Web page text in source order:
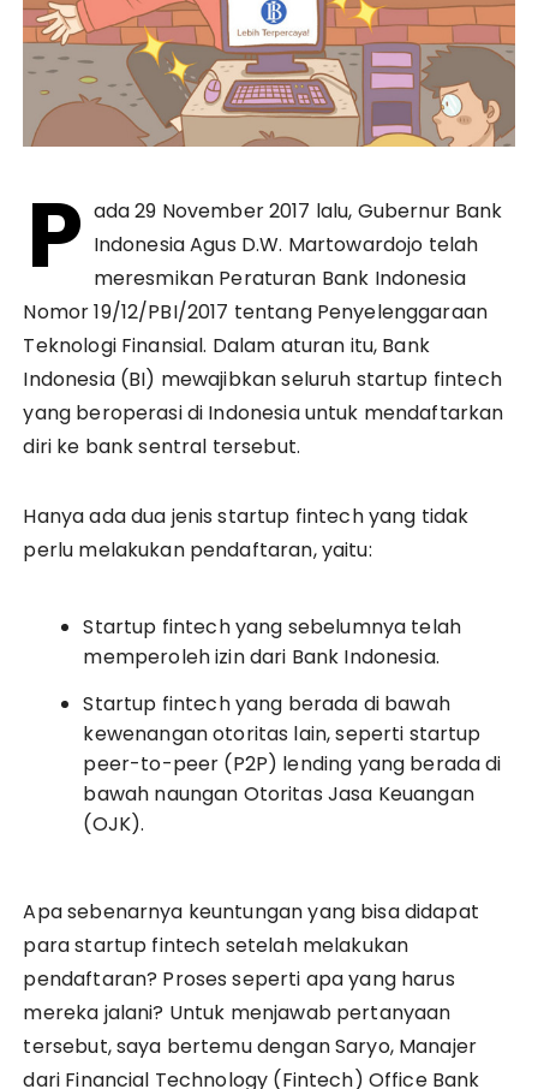
P ada 29 November 2017 lalu, Gubernur Bank
Indonesia Agus D.W. Martowardojo telah
meresmikan Peraturan Bank Indonesia
Nomor 19/12/PBI/2017 tentang Penyelenggaraan
Teknologi Finansial. Dalam aturan itu, Bank
Indonesia (BI) mewajibkan seluruh startup fintech
yang beroperasi di Indonesia untuk mendaftarkan
diri ke bank sentral tersebut.
Hanya ada dua jenis startup fintech yang tidak
perlu melakukan pendaftaran, yaitu:
Startup fintech yang sebelumnya telah
memperoleh izin dari Bank Indonesia.
Startup fintech yang berada di bawah
kewenangan otoritas lain, seperti startup
peer-to-peer (P2P) lending yang berada di
bawah naungan Otoritas Jasa Keuangan
(OJK).
Apa sebenarnya keuntungan yang bisa didapat
para startup fintech setelah melakukan
pendaftaran? Proses seperti apa yang harus
mereka jalani? Untuk menjawab pertanyaan
tersebut, saya bertemu dengan Saryo, Manajer
dari Financial Technology (Fintech) Office Bank